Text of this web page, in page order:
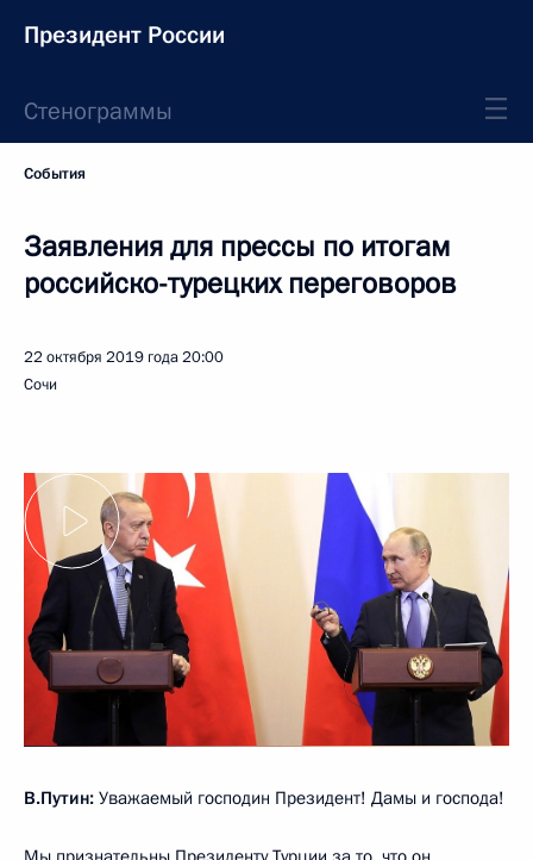
Президент России
Стенограммы
События
Заявления для прессы по итогам
российско-турецких переговоров
22 октября 2019 года20:00
Сочи
В.Путин: Уважаемый господин Президент! Дамы и господа!